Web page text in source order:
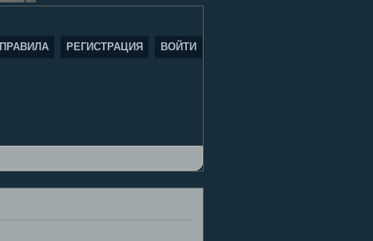
ПРАВИЛА РЕГИСТРАЦИЯ ВОЙТИ